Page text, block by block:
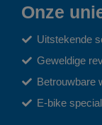
Onze
Uitstekende
Geweldige
Betrouwbare
E-bike